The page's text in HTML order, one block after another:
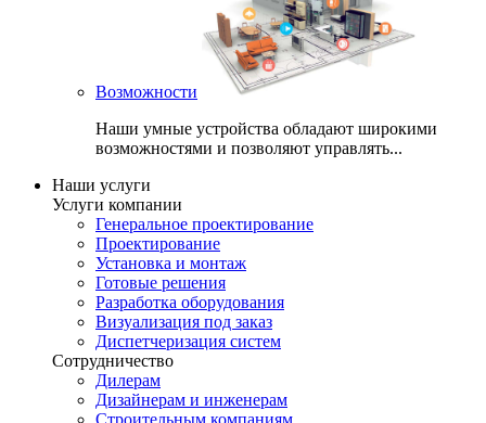
Возможности
Наши умные устройства обладают широкими
возможностями и позволяют управлять...
Наши услуги
Услуги компании
Генеральное проектирование
Проектирование
Установка и монтаж
Готовые решения
Разработка оборудования
Визуализация под заказ
Диспетчеризация систем
Сотрудничество
Дилерам
Дизайнерам и инженерам